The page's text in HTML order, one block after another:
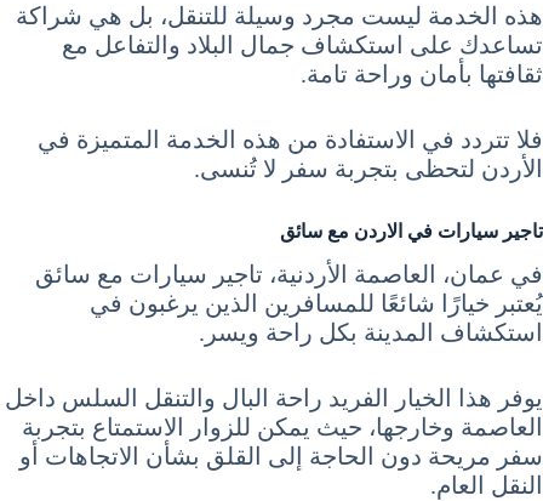
هذه الخدمة ليست مجرد وسيلة للتنقل، بل هي شراكة
تساعدك على استكشاف جمال البلاد والتفاعل مع
ثقافتها بأمان وراحة تامة.
فلا تتردد في الاستفادة من هذه الخدمة المتميزة في
الأردن لتحظى بتجربة سفر لا تُنسى.
تاجير سيارات في الاردن مع سائق
في عمان، العاصمة الأردنية، تاجير سيارات مع سائق
يُعتبر خيارًا شائعًا للمسافرين الذين يرغبون في
استكشاف المدينة بكل راحة ويسر.
يوفر هذا الخيار الفريد راحة البال والتنقل السلس داخل
العاصمة وخارجها، حيث يمكن للزوار الاستمتاع بتجربة
سفر مريحة دون الحاجة إلى القلق بشأن الاتجاهات أو
النقل العام.